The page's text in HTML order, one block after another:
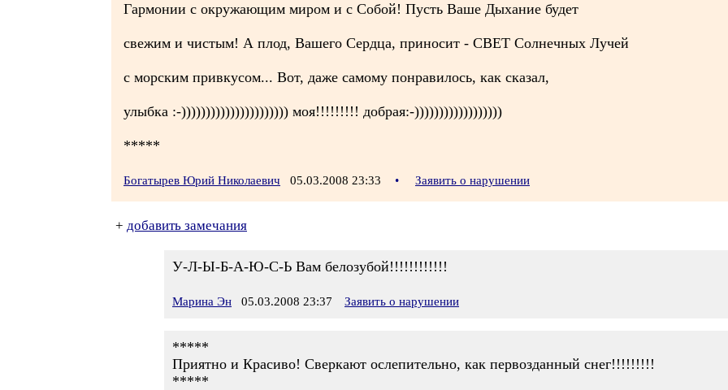
Гармонии с окружающим миром и с Собой! Пусть Ваше Дыхание будет
свежим и чистым! А плод, Вашего Сердца, приносит - СВЕТ Солнечных Лучей
с морским привкусом... Вот, даже самому понравилось, как сказал,
улыбка :-)))))))))))))))))))))) моя!!!!!!!!! добрая:-))))))))))))))))))
*****
Богатырев Юрий Николаевич 05.03.2008 23:33 • Заявить о нарушении
+ добавить замечания
У-Л-Ы-Б-А-Ю-С-Ь Вам белозубой!!!!!!!!!!!!
Марина Эн 05.03.2008 23:37 Заявить о нарушении
*****
Приятно и Красиво! Сверкают ослепительно, как первозданный снег!!!!!!!!!
*****